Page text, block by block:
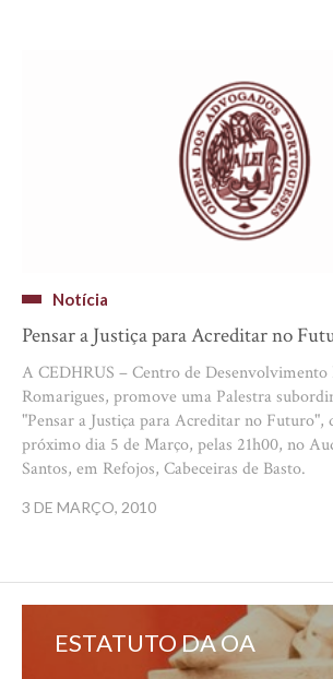
Notícia
Pensar a Justiça para Acreditar no
A CEDHRUS – Centro de
Romarigues, promove uma Palestra
"Pensar a Justiça para Acreditar no Futuro",
próximo dia 5 de Março, pelas 21h00, no
Santos, em Refojos, Cabeceiras de Basto.
3 DE MARÇO, 2010
ESTATUTO DA OA